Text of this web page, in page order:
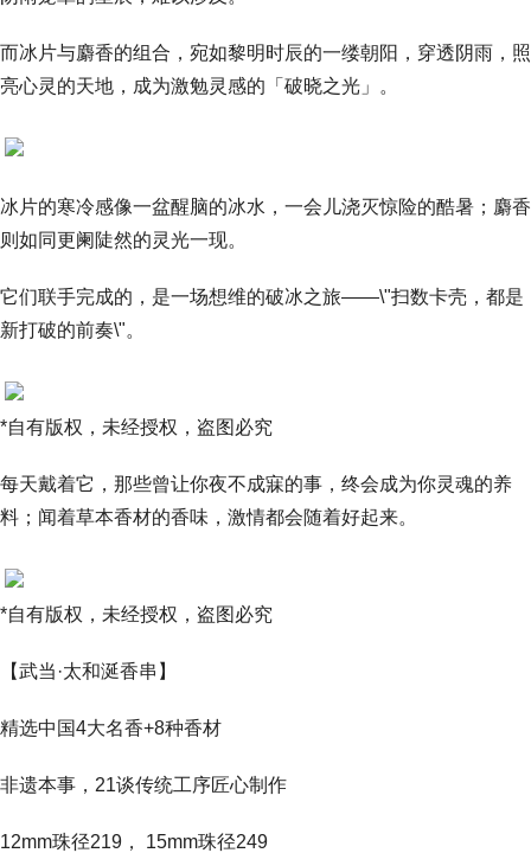
而冰片与麝香的组合，宛如黎明时辰的一缕朝阳，穿透阴雨，照
亮心灵的天地，成为激勉灵感的「破晓之光」。
冰片的寒冷感像一盆醒脑的冰水，一会儿浇灭惊险的酷暑；麝香
则如同更阑陡然的灵光一现。
它们联手完成的，是一场想维的破冰之旅——\"扫数卡壳，都是
新打破的前奏\"。
*自有版权，未经授权，盗图必究
每天戴着它，那些曾让你夜不成寐的事，终会成为你灵魂的养
料；闻着草本香材的香味，激情都会随着好起来。
*自有版权，未经授权，盗图必究
【武当·太和涎香串】
精选中国4大名香+8种香材
非遗本事，21谈传统工序匠心制作
12mm珠径219， 15mm珠径249